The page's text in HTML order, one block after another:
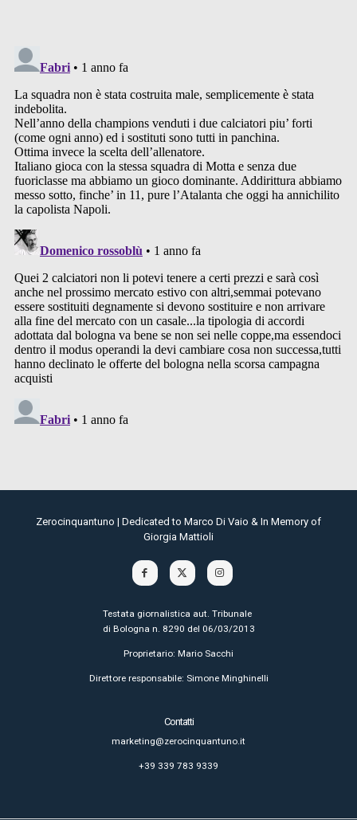
Zerocinquantuno | Dedicated to Marco Di Vaio & In Memory of
Giorgia Mattioli
Testata giornalistica aut. Tribunale
di Bologna n. 8290 del 06/03/2013
Proprietario: Mario Sacchi
Direttore responsabile: Simone Minghinelli
Contatti
marketing@zerocinquantuno.it
+39 339 783 9339